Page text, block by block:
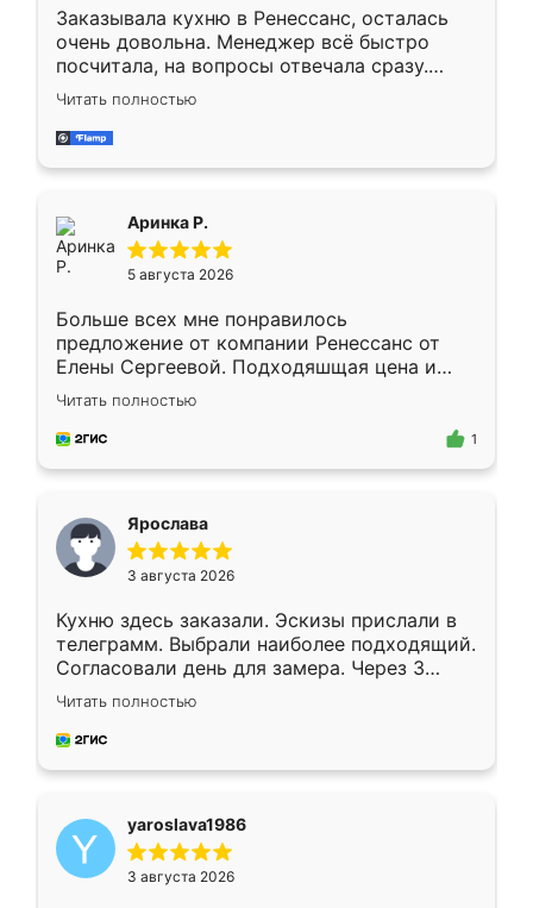
Заказывала кухню в Ренессанс, осталась
очень довольна. Менеджер всё быстро
посчитала, на вопросы отвечала сразу.
Замерщик приехал в субботу, подошёл к
делу со всей ответственностью. Собрали
за день, ребята работали аккуратно, даже
Читать полностью
Аринка Р.
5 августа 2026
Больше всех мне понравилось
предложение от компании Ренессанс от
Елены Сергеевой. Подходяшщая цена и
короткие сроки изготовления. Приехавший
для замера сотрудник Владислав
предложил по моему эскизу самый
Читать полностью
1
Ярослава
3 августа 2026
Кухню здесь заказали. Эскизы прислали в
телеграмм. Выбрали наиболее подходящий.
Согласовали день для замера. Через 3
недели кухня была уже готова. Остались
довольны работой. Спасибо Ренессанс
мебель за качественную работу!
Читать полностью
yaroslava1986
3 августа 2026